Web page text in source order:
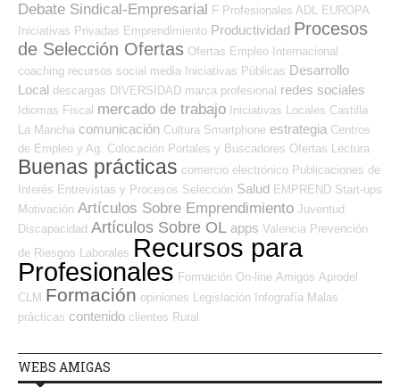
Debate Sindical-Empresarial F Profesionales ADL EUROPA
Iniciativas Privadas Emprendimiento Productividad Procesos
de Selección Ofertas Ofertas Empleo Internacional
coaching recursos social media Iniciativas Públicas Desarrollo
Local descargas DIVERSIDAD marca profesional redes sociales
Idiomas Fiscal mercado de trabajo Iniciativas Locales Castilla
La Mancha comunicación Cultura Smartphone estrategia Centros
de Empleo y Ag. Colocación Portales y Buscadores Ofertas Lectura
Buenas prácticas comercio electrónico Publicaciones de
Interés Entrevistas y Procesos Selección Salud EMPREND Start-ups
Motivación Artículos Sobre Emprendimiento Juventud
Discapacidad Artículos Sobre OL apps Valencia Prevención
de Riesgos Laborales Recursos para
Profesionales Formación On-line Amigos Aprodel
CLM Formación opiniones Legislación Infografía Malas
prácticas contenido clientes Rural
WEBS AMIGAS